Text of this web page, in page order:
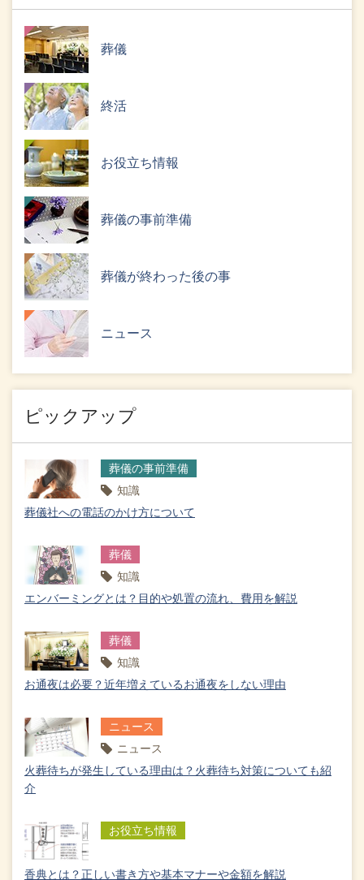
葬儀
終活
お役立ち情報
葬儀の事前準備
葬儀が終わった後の事
ニュース
ピックアップ
葬儀の事前準備
知識
葬儀社への電話のかけ方について
葬儀
知識
エンバーミングとは？目的や処置の流れ、費用を解説
葬儀
知識
お通夜は必要？近年増えているお通夜をしない理由
ニュース
ニュース
火葬待ちが発生している理由は？火葬待ち対策についても紹
介
お役立ち情報
香典とは？正しい書き方や基本マナーや金額を解説